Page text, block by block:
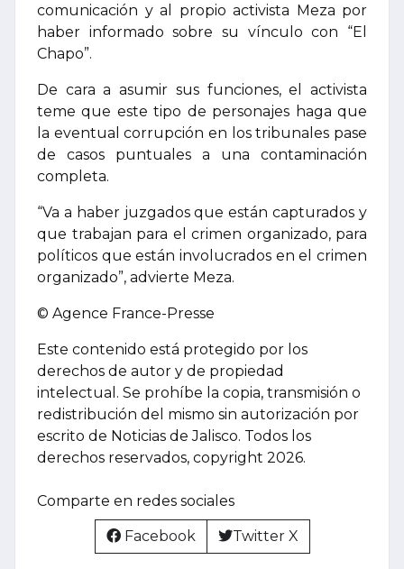
comunicación y al propio activista Meza por
haber informado sobre su vínculo con “El
Chapo”.
De cara a asumir sus funciones, el activista
teme que este tipo de personajes haga que
la eventual corrupción en los tribunales pase
de casos puntuales a una contaminación
completa.
“Va a haber juzgados que están capturados y
que trabajan para el crimen organizado, para
políticos que están involucrados en el crimen
organizado”, advierte Meza.
© Agence France-Presse
Este contenido está protegido por los
derechos de autor y de propiedad
intelectual. Se prohíbe la copia, transmisión o
redistribución del mismo sin autorización por
escrito de Noticias de Jalisco. Todos los
derechos reservados, copyright 2026.
Comparte en redes sociales
Facebook Twitter X